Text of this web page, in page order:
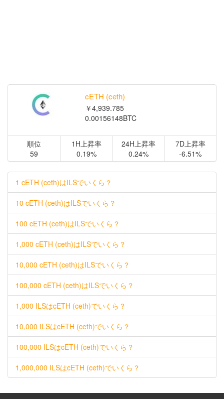
cETH (ceth)
￥4,939.785
0.00156148BTC
順位
59
1H上昇率
0.19%
24H上昇率
0.24%
7D上昇率
-6.51%
1 cETH (ceth)はILSでいくら？
10 cETH (ceth)はILSでいくら？
100 cETH (ceth)はILSでいくら？
1,000 cETH (ceth)はILSでいくら？
10,000 cETH (ceth)はILSでいくら？
100,000 cETH (ceth)はILSでいくら？
1,000 ILSはcETH (ceth)でいくら？
10,000 ILSはcETH (ceth)でいくら？
100,000 ILSはcETH (ceth)でいくら？
1,000,000 ILSはcETH (ceth)でいくら？